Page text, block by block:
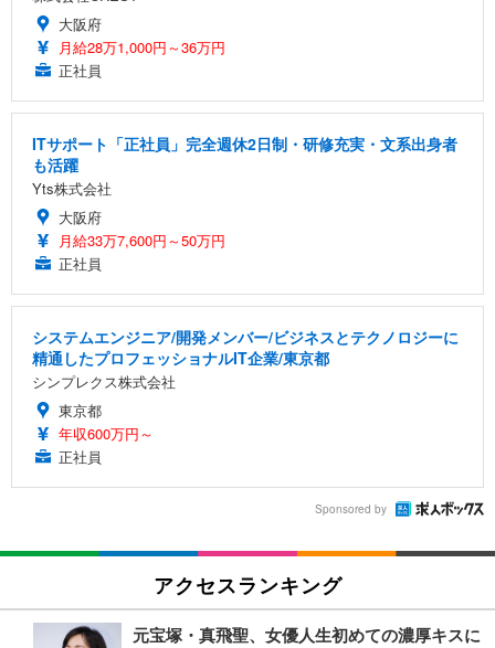
大阪府
月給28万1,000円～36万円
正社員
ITサポート「正社員」完全週休2日制・研修充実・文系出身者
も活躍
Yts株式会社
大阪府
月給33万7,600円～50万円
正社員
システムエンジニア/開発メンバー/ビジネスとテクノロジーに
精通したプロフェッショナルIT企業/東京都
シンプレクス株式会社
東京都
年収600万円～
正社員
Sponsored by
アクセスランキング
元宝塚・真飛聖、女優人生初めての濃厚キスに